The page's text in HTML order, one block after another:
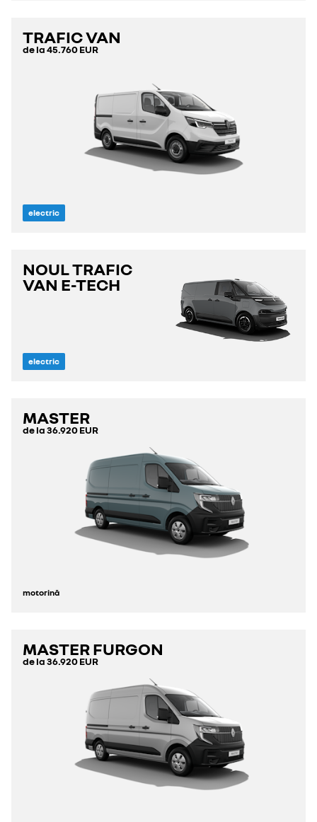
TRAFIC VAN
de la45.760 EUR
electric
NOUL TRAFIC
VAN E-TECH
electric
MASTER
de la36.920 EUR
motorină
MASTER FURGON
de la36.920 EUR